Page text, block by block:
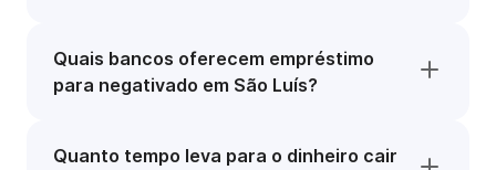
Quais bancos oferecem empréstimo
para negativado em São Luís?
Quanto tempo leva para o dinheiro cair